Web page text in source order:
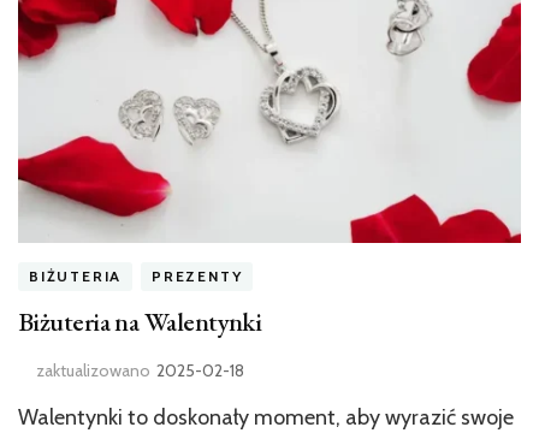
BIŻUTERIA PREZENTY
Biżuteria na Walentynki
zaktualizowano 2025-02-18
Walentynki to doskonały moment, aby wyrazić swoje